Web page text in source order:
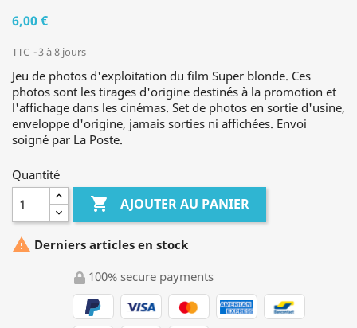
6,00 €
TTC 3 à 8 jours
Jeu de photos d'exploitation du film Super blonde. Ces
photos sont les tirages d'origine destinés à la promotion et
l'affichage dans les cinémas. Set de photos en sortie d'usine,
enveloppe d'origine, jamais sorties ni affichées. Envoi
soigné par La Poste.
Quantité
 AJOUTER AU PANIER
 Derniers articles en stock
100% secure payments